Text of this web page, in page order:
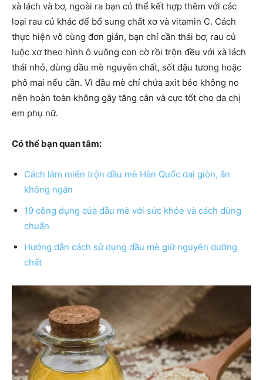
xà lách và bơ, ngoài ra bạn có thể kết hợp thêm với các
loại rau củ khác để bổ sung chất xơ và vitamin C. Cách
thực hiện vô cùng đơn giản, bạn chỉ cần thái bơ, rau củ
luộc xơ theo hình ô vuông con cờ rồi trộn đều với xà lách
thái nhỏ, dùng dầu mè nguyên chất, sốt đậu tương hoặc
phô mai nếu cần. Vì dầu mè chỉ chứa axit béo không no
nên hoàn toàn không gây tăng cân và cực tốt cho da chị
em phụ nữ.
Có thể bạn quan tâm:
Cách làm miến trộn dầu mè Hàn Quốc dai giòn, ăn
không ngán
19 công dụng của dầu mè với sức khỏe và cách dùng
chuẩn
Hướng dẫn cách sử dụng dầu mè giữ nguyên dưỡng
chất